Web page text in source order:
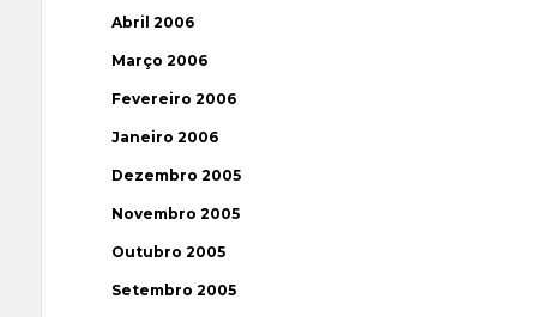
Abril 2006
Março 2006
Fevereiro 2006
Janeiro 2006
Dezembro 2005
Novembro 2005
Outubro 2005
Setembro 2005